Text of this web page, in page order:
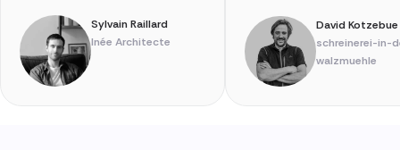
Sylvain Raillard
Inée Architecte
David Kotzebue
schreinerei-in-
walzmuehle